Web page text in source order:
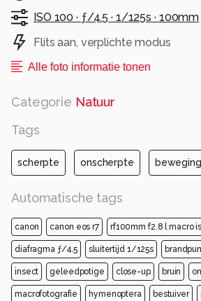
ISO 100 · ƒ/4.5 · 1/125s · 100mm
Flits aan, verplichte modus
Alle foto informatie tonen
Categorie Natuur
Tags
scherpte onscherpte beweging
Automatische tags
canon canon eos r7 rf100mm f2.8 l macro
diafragma ƒ/4.5 sluitertijd 1/125s
insect geleedpotige close-up bruin
macrofotografie hymenoptera bestuiver